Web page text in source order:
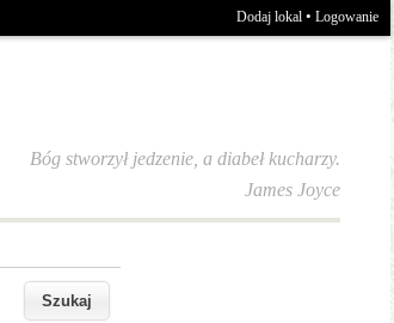
Dodaj lokal • Logowanie
Bóg stworzył jedzenie, a diabeł kucharzy.
James Joyce